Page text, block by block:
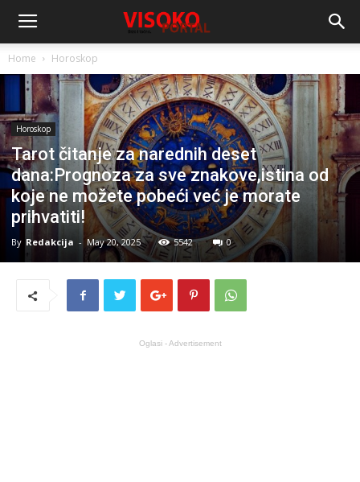
Home Horoskop
Horoskop
Tarot čitanje za narednih deset
dana:Prognoza za sve znakove,istina od
koje ne možete pobeći već je morate
prihvatiti!
By Redakcija - May 20, 2025 5542 0
Oglasi - Advertisement